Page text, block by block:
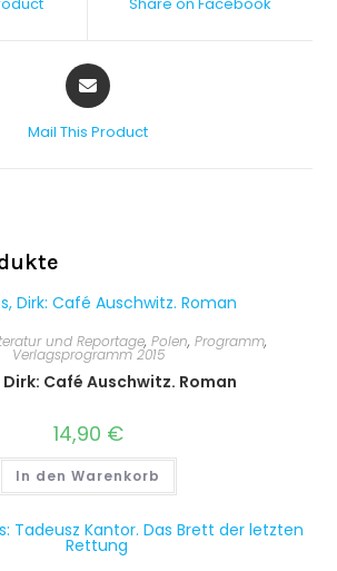
Mail This Product
und Reportage, Polen, Programm,
Verlagsprogramm 2015
Dirk: Café Auschwitz. Roman
14,90 €
In den Warenkorb